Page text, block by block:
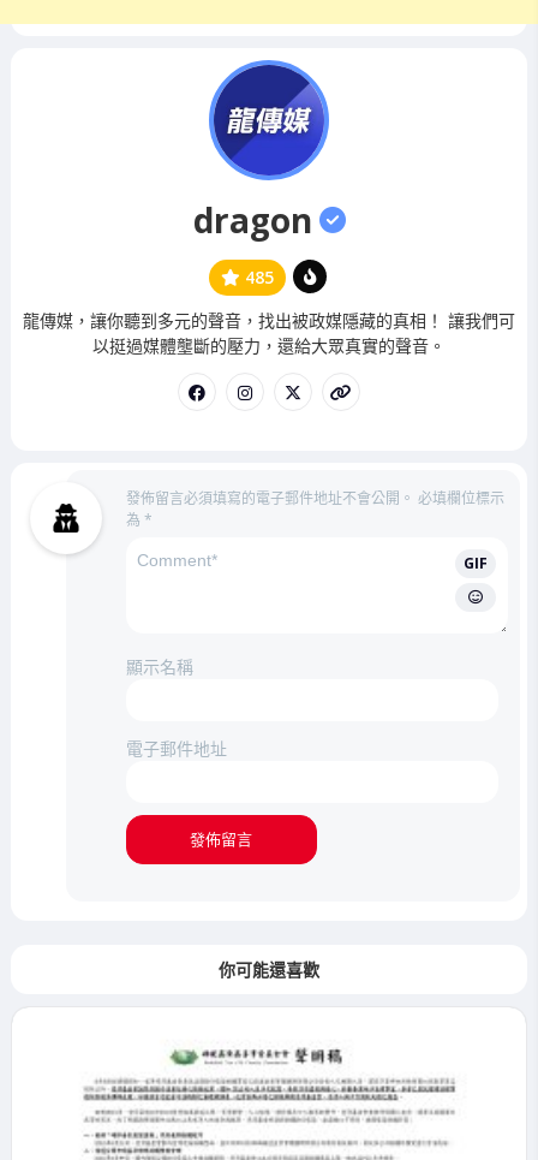
dragon
485
管
理
龍傳媒，讓你聽到多元的聲音，找出被政媒隱藏的真相！ 讓我們可
以挺過媒體壟斷的壓力，還給大眾真實的聲音。
發佈留言必須填寫的電子郵件地址不會公開。 必填欄位標示
為 *
GIF
顯示名稱
電子郵件地址
你可能還喜歡